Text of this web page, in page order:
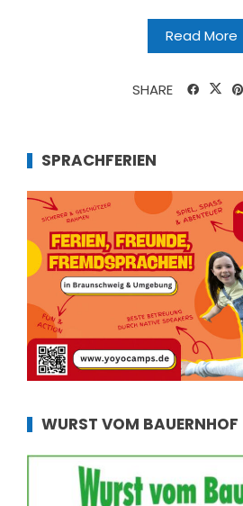
Read More
SHARE
SPRACHFERIEN
WURST VOM BAUERNHOF